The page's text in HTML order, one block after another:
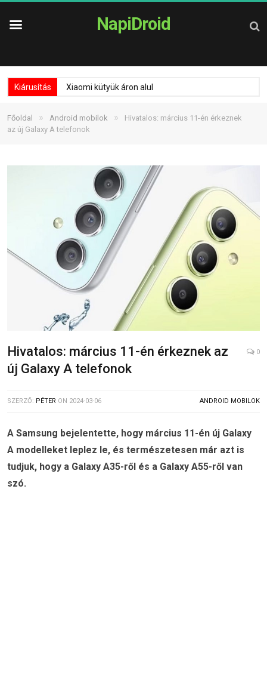
NapiDroid
Kiárusítás Xiaomi kütyük áron alul
Főoldal » Android mobilok »
Hivatalos: március 11-én érkeznek
az új Galaxy A telefonok
Hivatalos: március 11-én érkeznek az
új Galaxy A telefonok
0
SZERZŐ: PÉTER ON 2024-03-06 ANDROID MOBILOK
A Samsung bejelentette, hogy március 11-én új Galaxy
A modelleket leplez le, és természetesen már azt is
tudjuk, hogy a Galaxy A35-ről és a Galaxy A55-ről van
szó.